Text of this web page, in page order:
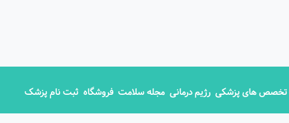
تخصص های پزشکی رژیم درمانی مجله سلامت فروشگاه ثبت نام پزشک